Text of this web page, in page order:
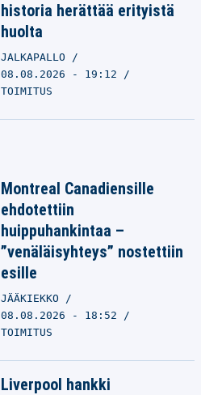
historia herättää erityistä
huolta
JALKAPALLO
08.08.2026 - 19:12
TOIMITUS
Montreal Canadiensille
ehdotettiin
huippuhankintaa –
”venäläisyhteys” nostettiin
esille
JÄÄKIEKKO
08.08.2026 - 18:52
TOIMITUS
Liverpool hankki